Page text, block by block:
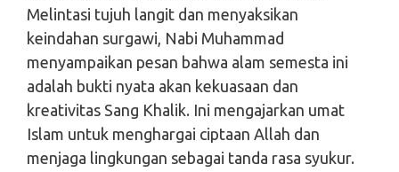
Melintasi tujuh langit dan menyaksikan
keindahan surgawi, Nabi Muhammad
menyampaikan pesan bahwa alam semesta ini
adalah bukti nyata akan kekuasaan dan
kreativitas Sang Khalik. Ini mengajarkan umat
Islam untuk menghargai ciptaan Allah dan
menjaga lingkungan sebagai tanda rasa syukur.